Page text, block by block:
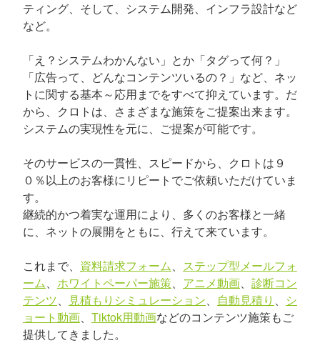
ティング、そして、システム開発、インフラ設計など
など。
「え？システムわかんない」とか「タグって何？」
「広告って、どんなコンテンツいるの？」など、ネッ
トに関する基本～応用までをすべて抑えています。だ
から、クロトは、さまざまな施策をご提案出来ます。
システムの実現性を元に、ご提案が可能です。
そのサービスの一貫性、スピードから、クロトは９
０％以上のお客様にリピートでご依頼いただけていま
す。
継続的かつ着実な運用により、多くのお客様と一緒
に、ネットの展開をともに、行えて来ています。
これまで、 資料請求フォーム、 ステップ型メールフォ
ーム、 ホワイトペーパー施策、 アニメ動画、 診断コン
テンツ、 見積もりシミュレーション、 自動見積り 、 シ
ョート動画、 Tiktok用動画などのコンテンツ施策もご
提供してきました。